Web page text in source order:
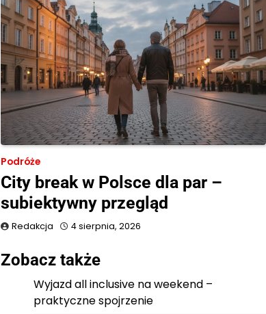
Podróże
City break w Polsce dla par –
subiektywny przegląd
Redakcja 4 sierpnia, 2026
Zobacz także
Wyjazd all inclusive na weekend –
praktyczne spojrzenie